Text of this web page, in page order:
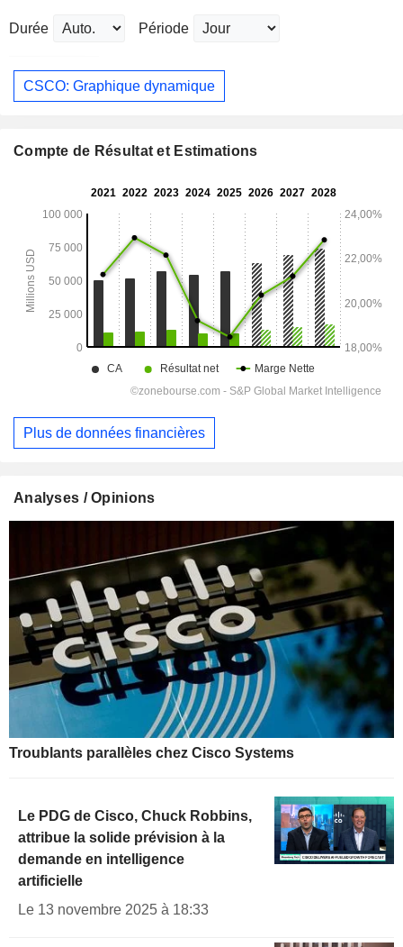
Durée Période
CSCO: Graphique dynamique
Compte de Résultat et Estimations
Plus de données financières
Analyses / Opinions
Troublants parallèles chez Cisco Systems
Le PDG de Cisco, Chuck Robbins,
attribue la solide prévision à la
demande en intelligence
artificielle
Le 13 novembre 2025 à 18:33